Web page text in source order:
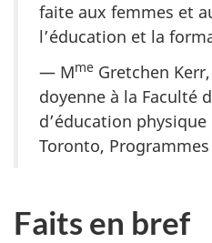
faite aux femmes et
l’éducation et la
— Mme Gretchen
doyenne à la Faculté
d’éducation
Toronto,
Faits en bref